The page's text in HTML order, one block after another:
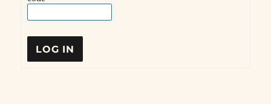
LOG IN